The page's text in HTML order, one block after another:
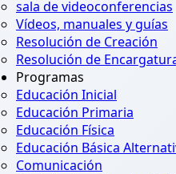
sala de videoconferencias
Vídeos, manuales y guías
Resolución de Creación
Resolución de
Programas
Educación Inicial
Educación Primaria
Educación Física
Educación Básica
Comunicación